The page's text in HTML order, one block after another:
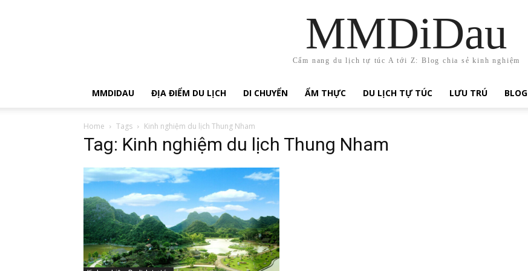
MMDiDau
Cẩm nang du lịch tự túc A tới Z: Blog chia sẻ kinh nghiệm
MMDIDAU ĐỊA ĐIỂM DU LỊCH DI CHUYỂN ẨM THỰC DU LỊCH TỰ TÚC LƯU TRÚ BLOG
Home Tags Kinh nghiệm du lịch Thung Nham
Tag: Kinh nghiệm du lịch Thung Nham